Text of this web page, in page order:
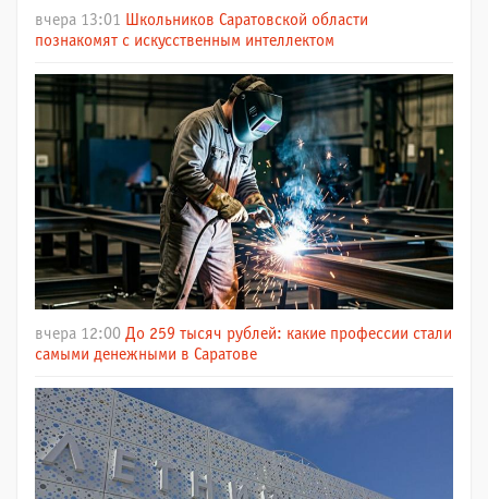
вчера 13:01
Школьников Саратовской области
познакомят с искусственным интеллектом
вчера 12:00 До 259 тысяч рублей: какие профессии стали
самыми денежными в Саратове